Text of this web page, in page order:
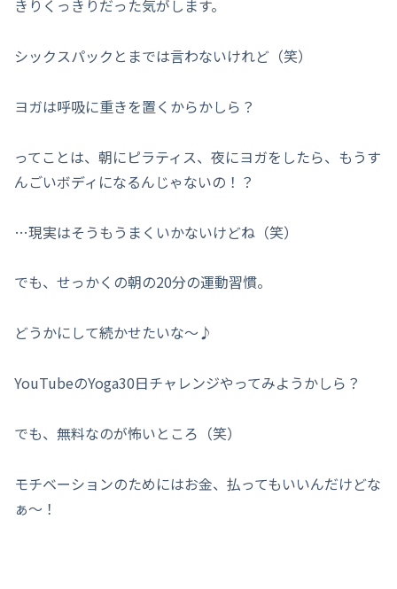
きりくっきりだった気がします。
シックスパックとまでは言わないけれど（笑）
ヨガは呼吸に重きを置くからかしら？
ってことは、朝にピラティス、夜にヨガをしたら、もうす
んごいボディになるんじゃないの！？
…現実はそうもうまくいかないけどね（笑）
でも、せっかくの朝の20分の運動習慣。
どうかにして続かせたいな〜♪
YouTubeのYoga30日チャレンジやってみようかしら？
でも、無料なのが怖いところ（笑）
モチベーションのためにはお金、払ってもいいんだけどな
ぁ～！